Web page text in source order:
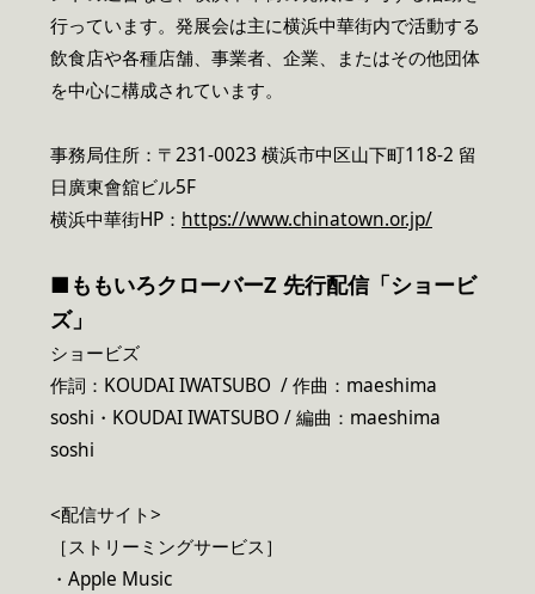
行っています。発展会は主に横浜中華街内で活動する
飲食店や各種店舗、事業者、企業、またはその他団体
を中心に構成されています。
事務局住所：〒231-0023 横浜市中区山下町118-2 留
日廣東會舘ビル5F
横浜中華街HP： https://www.chinatown.or.jp/
■ももいろクローバーZ 先行配信「ショービ
ズ」
ショービズ
作詞：KOUDAI IWATSUBO / 作曲：maeshima
soshi・KOUDAI IWATSUBO / 編曲：maeshima
soshi
<配信サイト>
［ストリーミングサービス］
・Apple Music